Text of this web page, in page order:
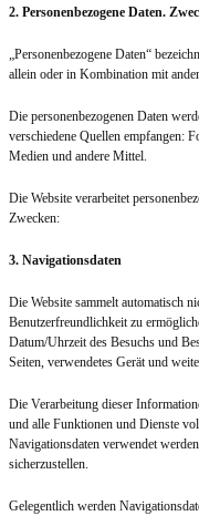
2. Personenbezogene Daten.
„Personenbezogene Daten“
allein oder in Kombination mit
Die personenbezogenen Daten
verschiedene Quellen empfangen:
Medien und andere Mittel.
Die Website verarbeitet
Zwecken:
3. Navigationsdaten
Die Website sammelt automatisch
Benutzerfreundlichkeit zu
Datum/Uhrzeit des Besuchs und
Seiten, verwendetes Gerät und
Die Verarbeitung dieser
und alle Funktionen und Dienste
Navigationsdaten verwendet
sicherzustellen.
Gelegentlich werden